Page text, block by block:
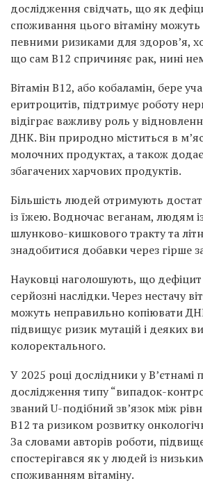
дослідження свідчать, що як
споживання цього вітаміну можуть
певними ризиками для здоров’я,
що сам B12 спричиняє рак, нині
Вітамін B12, або кобаламін, бере
еритроцитів, підтримує роботу
відіграє важливу роль у
ДНК. Він природно міститься в
молочних продуктах, а також
збагачених харчових продуктів.
Більшість людей отримують
із їжею. Водночас веганам, людям
шлунково-кишкового тракту та
знадобитися добавки через гірше
Науковці наголошують, що
серйозні наслідки. Через нестачу
можуть неправильно копіювати
підвищує ризик мутацій і деяких
колоректального.
У 2025 році дослідники у В’єтнамі
дослідження типу “випадок-
званий U-подібний зв’язок між
B12 та ризиком розвитку
За словами авторів роботи,
спостерігався як у людей із
споживанням вітаміну.